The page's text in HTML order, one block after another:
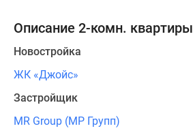
Описание 2-комн. квартиры
Новостройка
ЖК «Джойс»
Застройщик
MR Group (МР Групп)